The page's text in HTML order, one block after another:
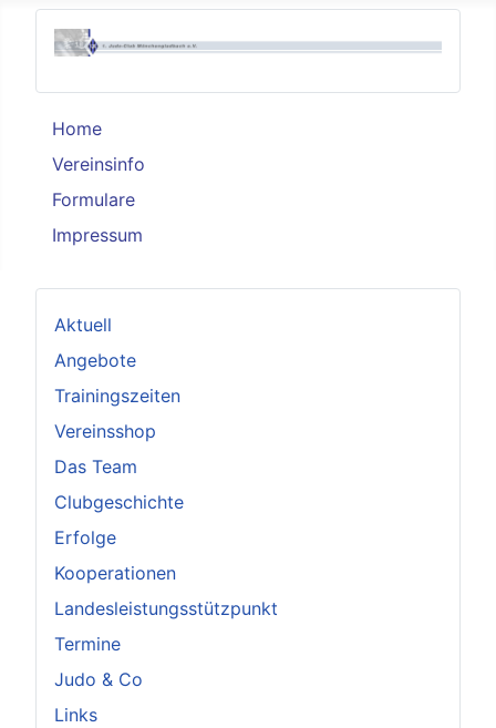
Home
Vereinsinfo
Formulare
Impressum
Aktuell
Angebote
Trainingszeiten
Vereinsshop
Das Team
Clubgeschichte
Erfolge
Kooperationen
Landesleistungsstützpunkt
Termine
Judo & Co
Links